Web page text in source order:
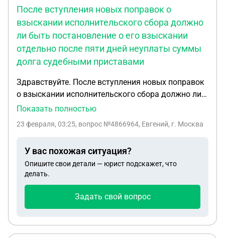
После вступления новых поправок о
взыскании исполнительского сбора должно
ли быть постановление о его взыскании
отдельно после пяти дней неуплаты суммы
долга судебными приставами
Здравствуйте. После вступления новых поправок
о взыскании исполнительского сбора должно ли
быть постановление о его взыскании отдельно
судебными приставами. Дело в том что такого
свои 12 процентов в общую сумму
задолженности. Спасибо за ответ.
Показать полностью
23 февраля, 03:25, вопрос №4866964, Евгений, г. Москва
У вас похожая ситуация?
Опишите свои детали — юрист подскажет, что
делать.
Задать свой вопрос